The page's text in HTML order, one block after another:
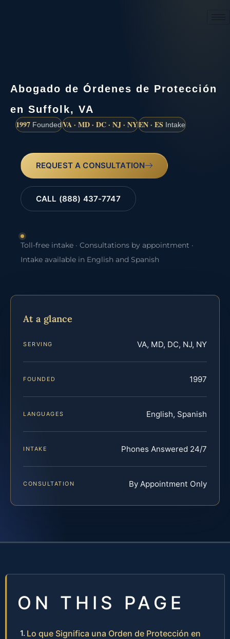
Abogado de Órdenes de Protección
en Suffolk, VA
1997 FoundedVA · MD · DC · NJ · NYEN · ES Intake
REQUEST A CONSULTATION
CALL (888) 437-7747
Toll-free intake · Consultations by appointment ·
Intake available in English and Spanish
At a glance
SERVING VA, MD, DC, NJ, NY
FOUNDED 1997
LANGUAGES English, Spanish
INTAKE Phones Answered 24/7
CONSULTATION By Appointment Only
ON THIS PAGE
Lo que Significa una Orden de Protección en